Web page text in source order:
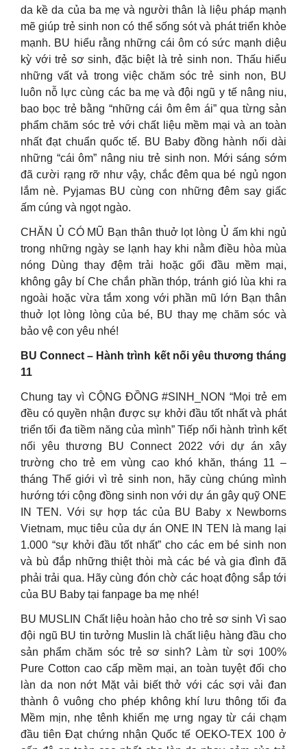
da kề da của ba mẹ và người thân là liệu pháp mạnh
mẽ giúp trẻ sinh non có thể sống sót và phát triển khỏe
mạnh. BU hiểu rằng những cái ôm có sức mạnh diệu
kỳ với trẻ sơ sinh, đặc biệt là trẻ sinh non. Thấu hiểu
những vất vả trong việc chăm sóc trẻ sinh non, BU
luôn nỗ lực cùng các ba mẹ và đội ngũ y tế nâng niu,
bao bọc trẻ bằng “những cái ôm êm ái” qua từng sản
phẩm chăm sóc trẻ với chất liệu mềm mại và an toàn
nhất đạt chuẩn quốc tế. BU Baby đồng hành nối dài
những “cái ôm” nâng niu trẻ sinh non. Mới sáng sớm
đã cười rạng rỡ như vậy, chắc đêm qua bé ngủ ngon
lắm nè. Pyjamas BU cùng con những đêm say giấc
ấm cúng và ngọt ngào.
CHĂN Ủ CÓ MŨ Bạn thân thuở lọt lòng Ủ ấm khi ngủ
trong những ngày se lạnh hay khi nằm điều hòa mùa
nóng Dùng thay đệm trải hoặc gối đầu mềm mại,
không gây bí Che chắn phần thóp, tránh gió lùa khi ra
ngoài hoặc vừa tắm xong với phần mũ lớn Bạn thân
thuở lọt lòng lòng của bé, BU thay mẹ chăm sóc và
bảo vệ con yêu nhé!
BU Connect – Hành trình kết nối yêu thương tháng
11
Chung tay vì CỘNG ĐỒNG #SINH_NON “Mọi trẻ em
đều có quyền nhận được sự khởi đầu tốt nhất và phát
triển tối đa tiềm năng của mình” Tiếp nối hành trình kết
nối yêu thương BU Connect 2022 với dự án xây
trường cho trẻ em vùng cao khó khăn, tháng 11 –
tháng Thế giới vì trẻ sinh non, hãy cùng chúng mình
hướng tới cộng đồng sinh non với dự án gây quỹ ONE
IN TEN. Với sự hợp tác của BU Baby x Newborns
Vietnam, mục tiêu của dự án ONE IN TEN là mang lại
1.000 “sự khởi đầu tốt nhất” cho các em bé sinh non
và bù đắp những thiệt thòi mà các bé và gia đình đã
phải trải qua. Hãy cùng đón chờ các hoạt động sắp tới
của BU Baby tại fanpage ba mẹ nhé!
BU MUSLIN Chất liệu hoàn hảo cho trẻ sơ sinh Vì sao
đội ngũ BU tin tưởng Muslin là chất liệu hàng đầu cho
sản phẩm chăm sóc trẻ sơ sinh? Làm từ sợi 100%
Pure Cotton cao cấp mềm mại, an toàn tuyệt đối cho
làn da non nớt Mặt vải biết thở với các sợi vải đan
thành ô vuông cho phép không khí lưu thông tối đa
Mềm mịn, nhẹ tênh khiến mẹ ưng ngay từ cái chạm
đầu tiên Đạt chứng nhận Quốc tế OEKO-TEX 100 ở